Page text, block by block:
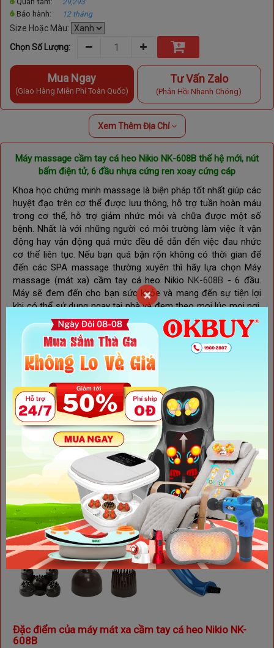
29,293
Bảo hành: 12 tháng
Size Hoặc Màu:
Chọn Số Lượng:
Mua Ngay
(Giao Hàng Miễn Phí Toàn Quốc)
Tư Vấn Zalo
(Phản Hồi Nhanh Chóng)
Xem Thêm Địa Chỉ
Máy massage cầm tay cá heo Nikio NK-608B thế hệ mới, nút
bấm điện tử, 6 đầu nhựa cứng ren xoay cứng cáp
Khoa học chứng minh massage là biện pháp tốt nhất giúp các
huyệt đạo trên cơ thể được lưu thông, hỗ trợ tuần hoàn máu
trong cơ thể, hỗ trợ giảm nhức mỏi và chữa được một số
bệnh. Nhất là với những người có môi trường làm việc ít vận
động hay vận động quá mức đều dễ dẫn đến việc đau nhức
cơ thể liên tục. Nếu bạn quá bận rộn không có thời gian để
đến các SPA massage thường xuyên thì hãy lựa chọn Máy
massage (mát xa) cầm tay cá heo NikioNK-608B - 6 đầu.
Máy sẽ đem đến cho bạn sức khỏe và mang đến sự tiện lợi
khi có thể sử dụng ngay tại nhà và đem theo mọi lúc mọi nơi.
Máy mát xa cầm tay cá heoNikio NK-608B - 6 đầu là thiết bị
chăm sóc sức khỏe hoàn hảo cho bạn và gia đình bạn. Là
thiết bị thích hợp làm quà tặng cho người thân và bạn bè.
Đặc điểm của máy mát xa cầm tay cá heo Nikio NK-
608B
×